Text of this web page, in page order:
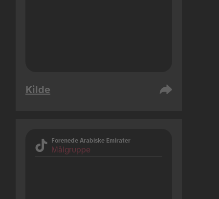
Kilde
Forenede Arabiske Emirater
Målgruppe